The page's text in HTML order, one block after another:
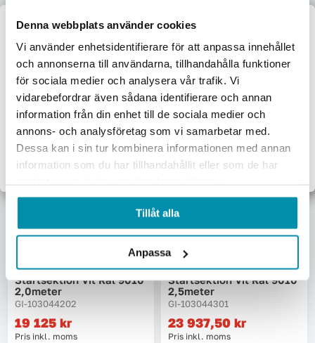
Denna webbplats använder cookies
Vi använder enhetsidentifierare för att anpassa innehållet
och annonserna till användarna, tillhandahålla funktioner
för sociala medier och analysera vår trafik. Vi
vidarebefordrar även sådana identifierare och annan
information från din enhet till de sociala medier och
annons- och analysföretag som vi samarbetar med.
Dessa kan i sin tur kombinera informationen med annan
information som du har tillhandahållit eller som de har
Tillåt alla
Anpassa
Arbetsvägg 100
Startsektion Vit Ral 9010
1,0meter
12 250kr
Pris inkl. moms
Beställningsvara
Lägg i varukorgen
Arbetsvägg 100
Startsektion Vit Ral 9010
1,5meter
GI-103044103
17 250kr
Pris inkl. moms
Beställningsvara
Lägg i varukorgen
Arbetsvägg 100
Startsektion Vit Ral 9010
2,0meter
GI-103044202
19 125 kr
Pris inkl. moms
Arbetsvägg 100
Startsektion Vit Ral 9010
2,5meter
GI-103044301
23 937,50 kr
Pris inkl. moms
Välkommen till
Proffsbutiken
Jag handlar som:
Företag
Exkl. moms
Privat
Inkl. moms